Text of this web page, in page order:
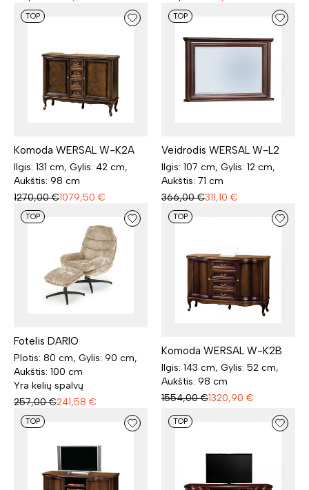
TOP
Komoda WERSAL W-K2A
Ilgis: 131 cm, Gylis: 42 cm,
Aukštis: 98 cm
1270,00 €1079,50 €
TOP
Veidrodis WERSAL W-L2
Ilgis: 107 cm, Gylis: 12 cm,
Aukštis: 71 cm
366,00 €311,10 €
TOP
Fotelis DARIO
Plotis: 80 cm, Gylis: 90 cm,
Aukštis: 100 cm
Yra kelių spalvų
257,00 €241,58 €
TOP
Komoda WERSAL W-K2B
Ilgis: 143 cm, Gylis: 52 cm,
Aukštis: 98 cm
1554,00 €1320,90 €
TOP TOP